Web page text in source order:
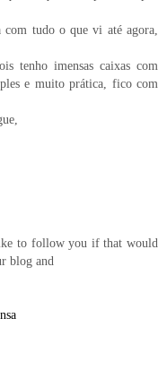
com tudo o que vi até agora,
tenho imensas caixas com
e muito prática, fico com
to follow you if that would
blog and